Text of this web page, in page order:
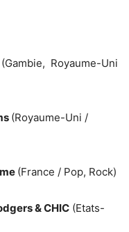
(Gambie, Royaume-Uni
(Royaume-Uni /
(France / Pop, Rock)
& CHIC (Etats-